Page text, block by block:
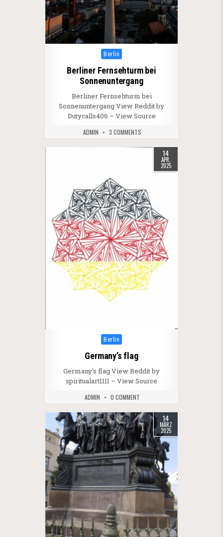
Posted in
Berlin
Berliner Fernsehturm bei
Sonnenuntergang
Berliner Fernsehturm bei
Sonnenuntergang View Reddit by
Dutycalls406 – View Source
ADMIN 3 COMMENTS
14
APR.
2025
Posted in
Berlin
Germany’s flag
Germany’s flag View Reddit by
spiritualart1111 – View Source
ADMIN 0 COMMENT
14
MÄRZ
2025